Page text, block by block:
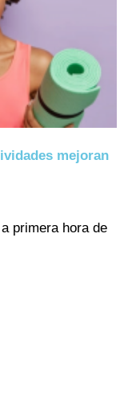
mejoran
primera hora de